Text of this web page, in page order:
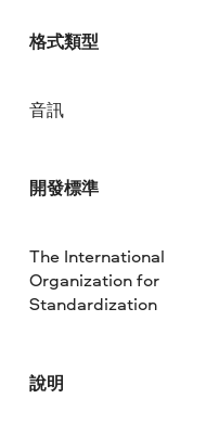
格式類型
音訊
開發標準
The International
Organization for
Standardization
說明